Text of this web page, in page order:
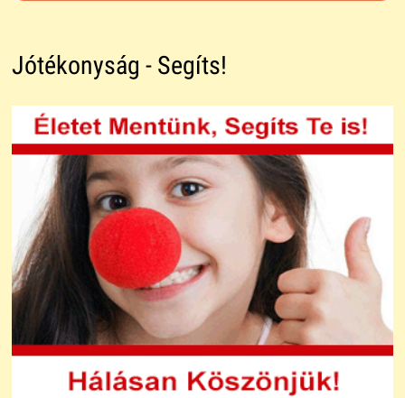
Jótékonyság - Segíts!